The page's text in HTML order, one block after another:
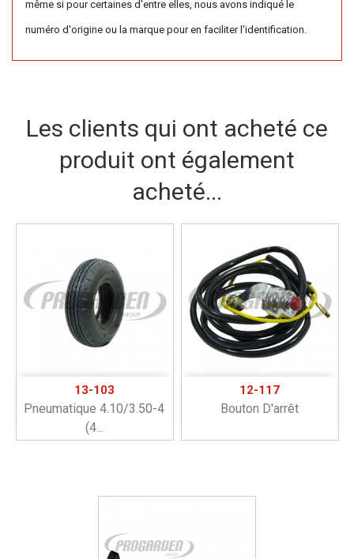
même si pour certaines d'entre elles, nous avons indiqué le
numéro d'origine ou la marque pour en faciliter l'identification.
Les clients qui ont acheté ce
produit ont également
acheté...
13-103
Pneumatique 4.10/3.50-4
(4...
12-117
Bouton D'arrêt